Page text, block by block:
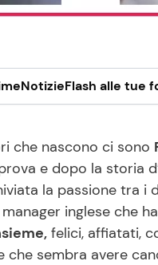
alle tue
che nascono ci sono
e dopo la storia
la passione tra i
inglese che
felici, affiatati,
che sembra avere